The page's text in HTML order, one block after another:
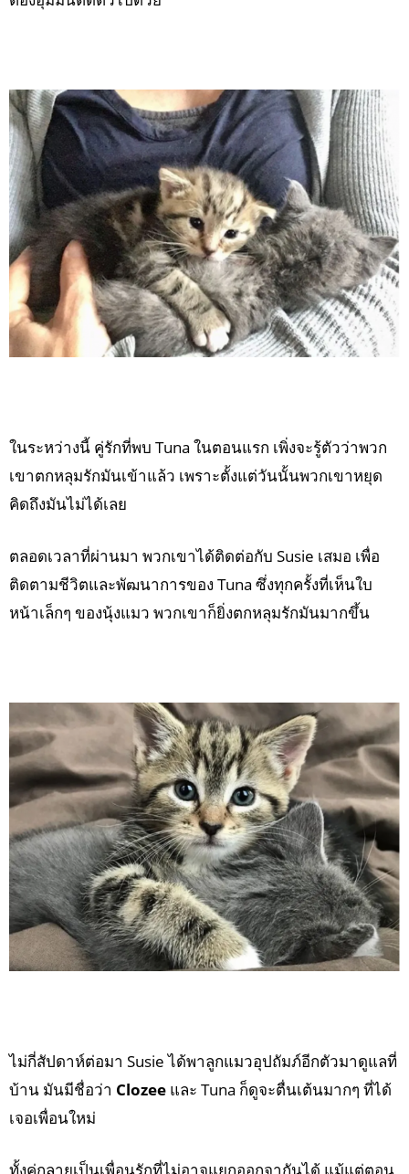
ในระหว่างนี้ คู่รักที่พบ Tuna ในตอนแรก เพิ่งจะรู้ตัวว่าพวก
เขาตกหลุมรักมันเข้าแล้ว เพราะตั้งแต่วันนั้นพวกเขาหยุด
คิดถึงมันไม่ได้เลย
ตลอดเวลาที่ผ่านมา พวกเขาได้ติดต่อกับ Susie เสมอ เพื่อ
ติดตามชีวิตและพัฒนาการของ Tuna ซึ่งทุกครั้งที่เห็นใบ
หน้าเล็กๆ ของนุ้งแมว พวกเขาก็ยิ่งตกหลุมรักมันมากขึ้น
ไม่กี่สัปดาห์ต่อมา Susie ได้พาลูกแมวอุปถัมภ์อีกตัวมาดูแลที่
บ้าน มันมีชื่อว่า Clozee และ Tuna ก็ดูจะตื่นเต้นมากๆ ที่ได้
เจอเพื่อนใหม่
ทั้งคู่กลายเป็นเพื่อนรักที่ไม่อาจแยกออกจากันได้ แม้แต่ตอน